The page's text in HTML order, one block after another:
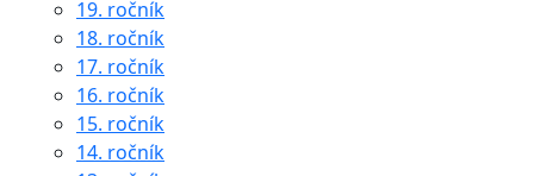
19. ročník
18. ročník
17. ročník
16. ročník
15. ročník
14. ročník